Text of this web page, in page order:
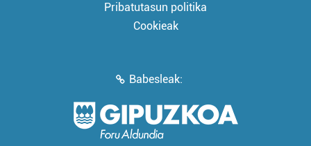
Pribatutasun politika
Cookieak
Babesleak: